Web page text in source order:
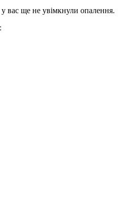
вас ще не увімкнули опалення.